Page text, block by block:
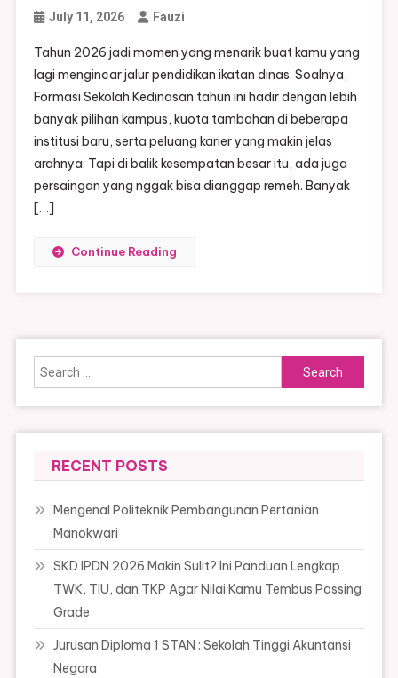
July 11, 2026 Fauzi
Tahun 2026 jadi momen yang menarik buat kamu yang
lagi mengincar jalur pendidikan ikatan dinas. Soalnya,
Formasi Sekolah Kedinasan tahun ini hadir dengan lebih
banyak pilihan kampus, kuota tambahan di beberapa
institusi baru, serta peluang karier yang makin jelas
arahnya. Tapi di balik kesempatan besar itu, ada juga
persaingan yang nggak bisa dianggap remeh. Banyak
[…]
Continue Reading
Search
for:
RECENT POSTS
Mengenal Politeknik Pembangunan Pertanian
Manokwari
SKD IPDN 2026 Makin Sulit? Ini Panduan Lengkap
TWK, TIU, dan TKP Agar Nilai Kamu Tembus Passing
Grade
Jurusan Diploma 1 STAN : Sekolah Tinggi Akuntansi
Negara